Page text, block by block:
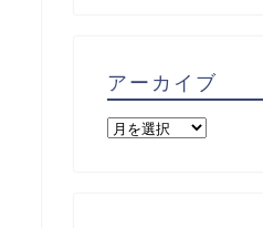
アーカイブ